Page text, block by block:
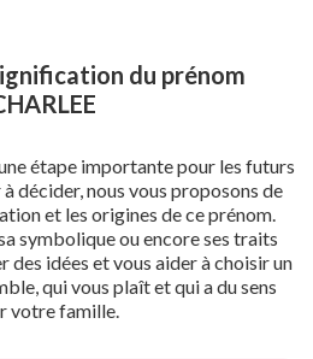
du prénom
étape importante pour les futurs
décider, nous vous proposons de
et les origines de ce prénom.
symbolique ou encore ses traits
des idées et vous aider à choisir un
qui vous plaît et qui a du sens
votre famille.